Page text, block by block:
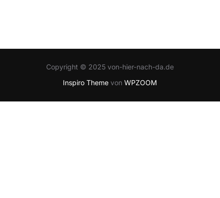
Copyright © 2025 von-hier-nach-da.de
Inspiro Theme von WPZOOM